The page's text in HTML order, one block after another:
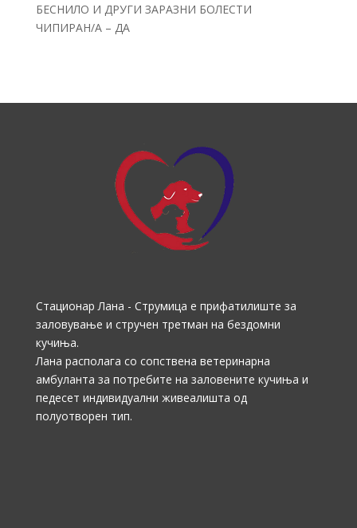
БЕСНИЛО И ДРУГИ ЗАРАЗНИ БОЛЕСТИ
ЧИПИРАН/А – ДА
Стационар Лана - Струмица е прифатилиште за
заловување и стручен третман на бездомни
кучиња.
Лана располага со сопствена ветеринарна
амбуланта за потребите на заловените кучиња и
педесет индивидуални живеалишта од
полуотворен тип.